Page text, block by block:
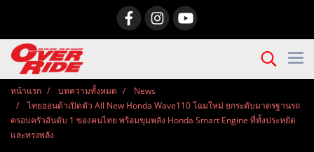
หน้าแรก บทความทั้งหมด
News
ไทยฮอนด้าเปิดตัว All New Honda Wave110 โฉมใหม่ ยกระดับมาตรฐานรถ
ครอบครัวอันดับ 1 ของคนไทย พร้อมขุมพลัง Honda Smart Engine ที่ทั้งประหยัด
และทรงพลัง